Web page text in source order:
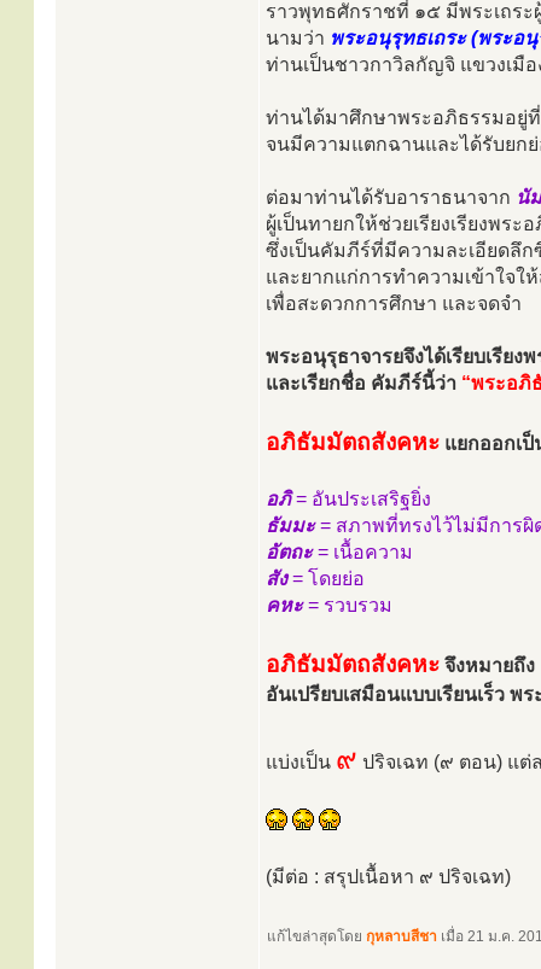
ราวพุทธศักราชที่ ๑๕ มีพระเถร
นามว่า พระอนุรุทธเถระ (พระอ
ท่านเป็นชาวกาวิลกัญจิ แขวงเมื
ท่านได้มาศึกษาพระอภิธรรมอยู่
จนมีความแตกฉานและได้รับยก
ต่อมาท่านได้รับอาราธนาจาก นั
ผู้เป็นทายกให้ช่วยเรียงเรียงพระ
ซึ่งเป็นคัมภีร์ที่มีความละเอียดลึก
และยากแก่การทำความเข้าใจใ
เพื่อสะดวกการศึกษา และจดจำ
พระอนุรุธาจารยจึงได้เรียบเรีย
และเรียกชื่อ คัมภีร์นี้ว่า “พระอภิ
อภิธัมมัตถสังคหะ แยกออกเ
อภิ= อันประเสริฐยิ่ง
ธัมมะ= สภาพที่ทรงไว้ไม่มีการผิ
อัตถะ= เนื้อความ
สัง= โดยย่อ
คหะ= รวบรวม
อภิธัมมัตถสังคหะ จึงหมายถึ
อันเปรียบเสมือนแบบเรียนเร็ว พ
แบ่งเป็น ๙ ปริจเฉท (๙ ตอน) แต่
(มีต่อ : สรุปเนื้อหา ๙ ปริจเฉท)
แก้ไขล่าสุดโดย กุหลาบสีชา เมื่อ 21 ม.ค.